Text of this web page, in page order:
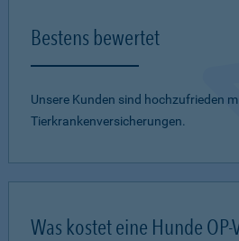
Bestens bewertet
Unsere Kunden sind hochzufrieden
Tierkrankenversicherungen.
Was kostet eine Hunde